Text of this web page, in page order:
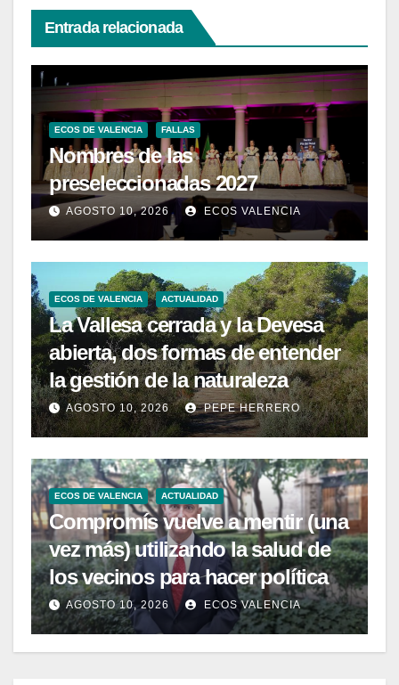
Entrada relacionada
ECOS DE VALENCIA FALLAS
Nombres de las
preseleccionadas 2027
AGOSTO 10, 2026 ECOS VALENCIA
ECOS DE VALENCIA ACTUALIDAD
La Vallesa cerrada y la Devesa
abierta, dos formas de entender
la gestión de la naturaleza
AGOSTO 10, 2026 PEPE HERRERO
ECOS DE VALENCIA ACTUALIDAD
Compromís vuelve a mentir (una
vez más) utilizando la salud de
los vecinos para hacer política
AGOSTO 10, 2026 ECOS VALENCIA